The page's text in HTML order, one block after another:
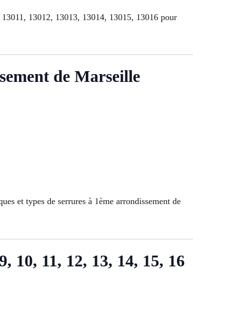
13012, 13013, 13014, 13015, 13016 pour
de Marseille
et types de serrures à 1ème arrondissement de
10, 11, 12, 13, 14, 15, 16